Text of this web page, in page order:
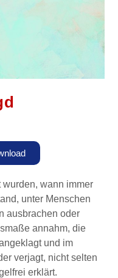
wurden, wann immer
unter Menschen
ausbrachen oder
annahm, die
und im
verjagt, nicht selten
erklärt.